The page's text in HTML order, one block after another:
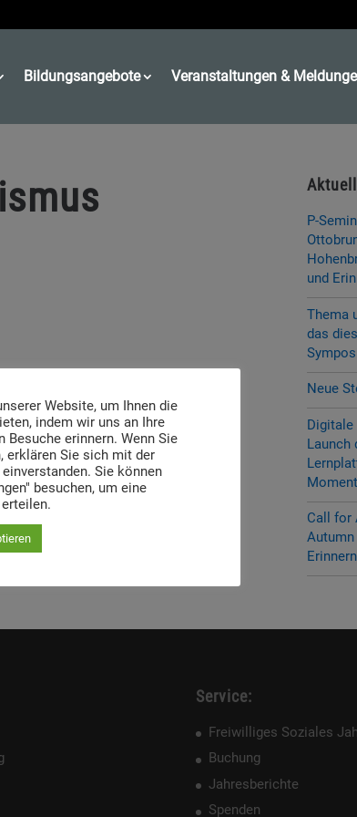
Bildungsangebote Veranstaltungen &
P-
und
Thema
das
Neue
Digitale
Launch
Call for
Service:
Freiwilliges Soziales
Buchung
Jahresberichte
Spenden
Website, um Ihnen die
indem wir uns an Ihre
Besuche erinnern. Wenn Sie
erklären Sie sich mit der
Sie können
besuchen, um eine